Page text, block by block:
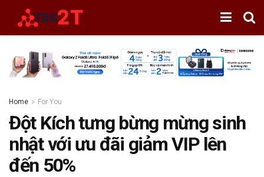
Home For You
Đột Kích tưng bừng mừng sinh
nhật với ưu đãi giảm VIP lên
đến 50%